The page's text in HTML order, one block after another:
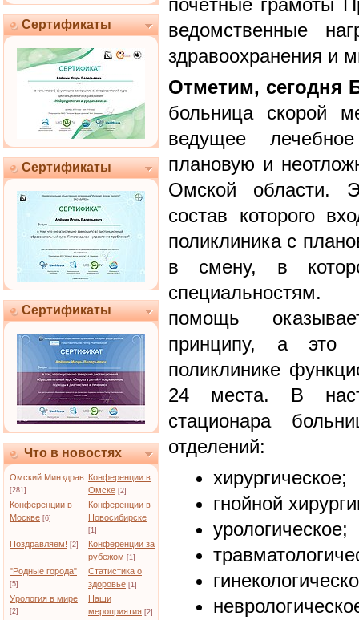
Сертификаты
Сертификаты
Сертификаты
Что в новостях
Омский Минздрав
[281]
Конференции в
Омске [2]
Конференции в
Москве [6]
Конференции в
Новосибирске
[1]
Поздравляем! [2]
Конференции за
рубежом [1]
"Родные города"
[5]
Статистика о
здоровье [1]
Урология в мире
[2]
Наши
мероприятия [2]
почётные грамоты
ведомственные
здравоохранения и
Отметим, сегодня
больница скорой
ведущее
плановую и
Омской области.
состав которого
поликлиника с
в смену, в
специальностям.
помощь
принципу, а это
поликлинике
24 места. В
стационара
отделений:
хирургическое;
гнойной
урологическое;